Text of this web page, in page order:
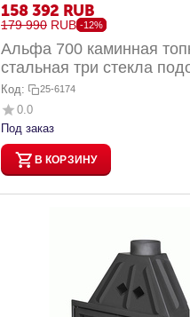
158 392 RUB
179 990 RUB -12%
Альфа 700 каминная
стальная три стекла
Код: 25-6174
0.0
Под заказ
В КОРЗИНУ